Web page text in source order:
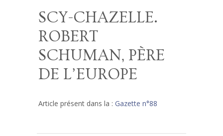
SCY-CHAZELLE.
ROBERT
SCHUMAN, PÈRE
DE L’EUROPE
Article présent dans la : Gazette n°88